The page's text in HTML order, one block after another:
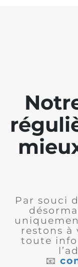
Par souci
restons
toute
📧